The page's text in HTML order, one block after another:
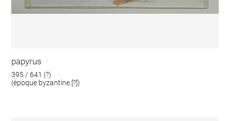
papyrus
395 / 641 (?)
(époque byzantine [?])